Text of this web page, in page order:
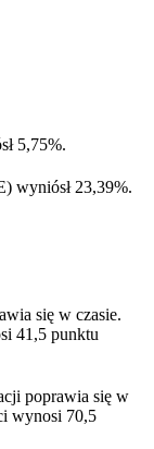
5,75%.
wyniósł 23,39%.
się w czasie.
41,5 punktu
poprawia się w
wynosi 70,5